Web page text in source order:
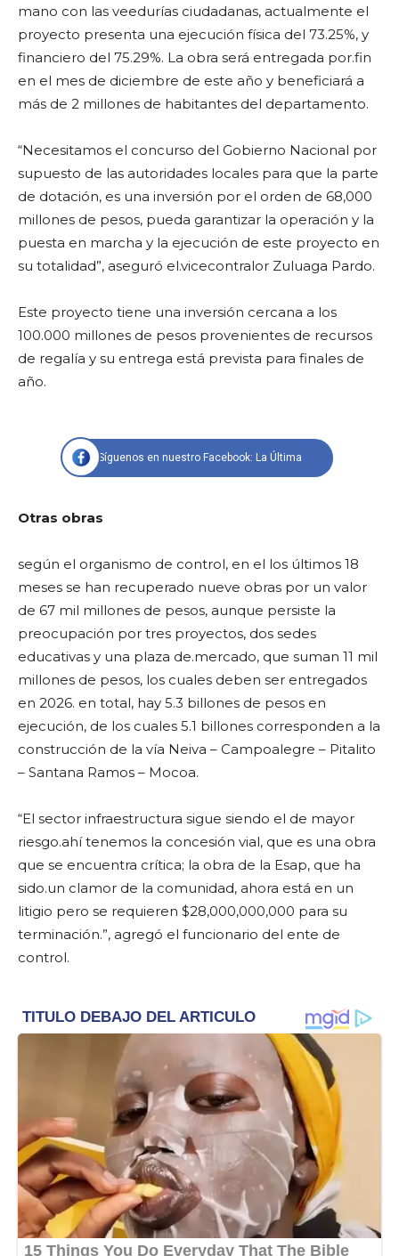
mano con las veedurías ciudadanas, actualmente el
proyecto presenta una ejecución física del 73.25%, y
financiero del 75.29%. La obra será entregada por.fin
en el mes de diciembre de este año y beneficiará a
más de 2 millones de habitantes del departamento.
“Necesitamos el concurso del Gobierno Nacional por
supuesto de las autoridades locales para que la parte
de dotación, es una inversión por el orden de 68,000
millones de pesos, pueda garantizar la operación y la
puesta en marcha y la ejecución de este proyecto en
su totalidad”, aseguró el.vicecontralor Zuluaga Pardo.
Este proyecto tiene una inversión cercana a los
100.000 millones de pesos provenientes de recursos
de regalía y su entrega está prevista para finales de
año.
Síguenos en nuestro Facebook: La Última
Otras obras
según el organismo de control, en el los últimos 18
meses se han recuperado nueve obras por un valor
de 67 mil millones de pesos, aunque persiste la
preocupación por tres proyectos, dos sedes
educativas y una plaza de.mercado, que suman 11 mil
millones de pesos, los cuales deben ser entregados
en 2026. en total, hay 5.3 billones de pesos en
ejecución, de los cuales 5.1 billones corresponden a la
construcción de la vía Neiva – Campoalegre – Pitalito
– Santana Ramos – Mocoa.
“El sector infraestructura sigue siendo el de mayor
riesgo.ahí tenemos la concesión vial, que es una obra
que se encuentra crítica; la obra de la Esap, que ha
sido.un clamor de la comunidad, ahora está en un
litigio pero se requieren $28,000,000,000 para su
terminación.”, agregó el funcionario del ente de
control.